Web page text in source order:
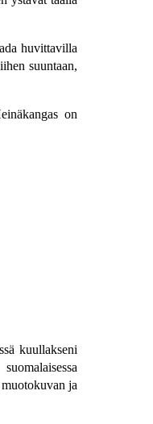
huvittavilla
suuntaan,
on
kuullakseni
ja